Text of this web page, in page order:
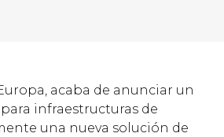
acaba de anunciar un
infraestructuras de
una nueva solución de